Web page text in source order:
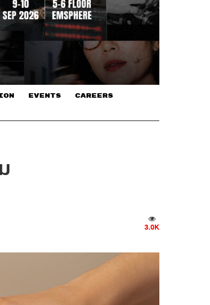
EVENTS CAREERS
3.0K